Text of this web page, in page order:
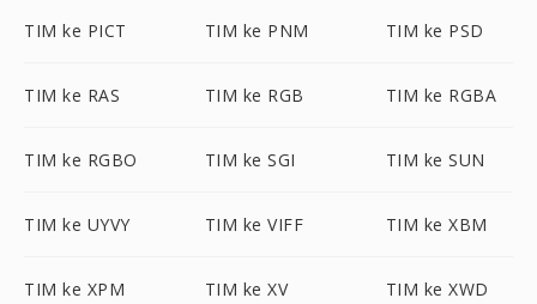
TIM ke PICT TIM ke PNM TIM ke PSD
TIM ke RAS TIM ke RGB TIM ke RGBA
TIM ke RGBO TIM ke SGI TIM ke SUN
TIM ke UYVY TIM ke VIFF TIM ke XBM
TIM ke XPM TIM ke XV TIM ke XWD